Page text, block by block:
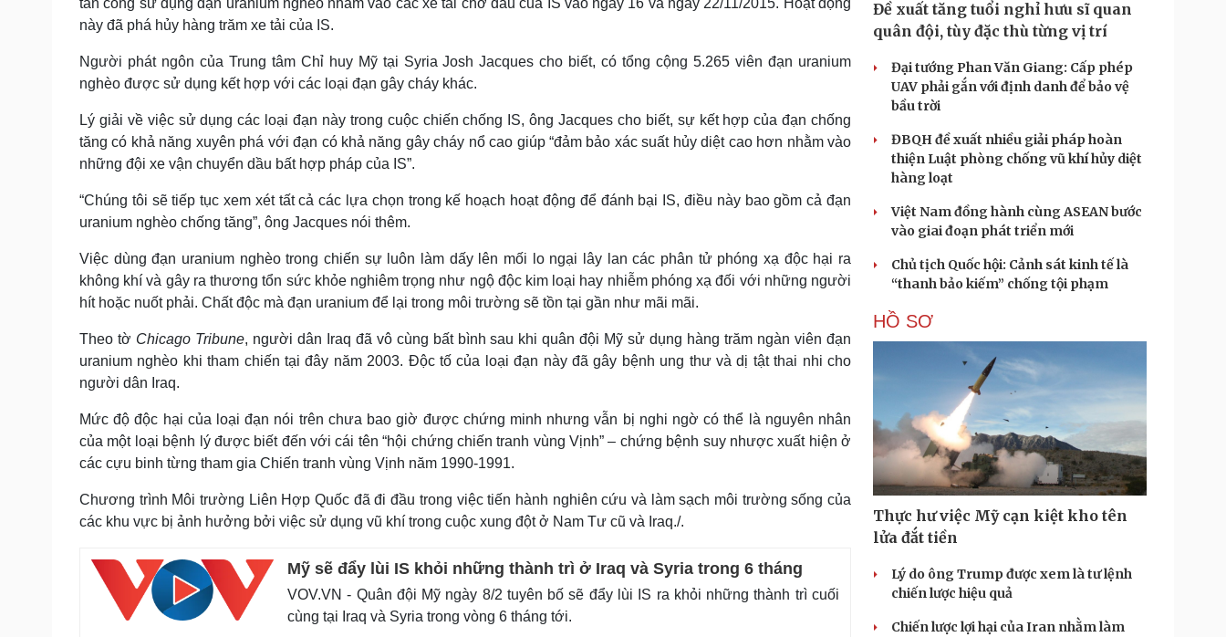
tấn công sử dụng đạn uranium nghèo nhằm vào các xe tải chở dầu của IS vào ngày 16 và ngày 22/11/2015. Hoạt động
này đã phá hủy hàng trăm xe tải của IS.
Người phát ngôn của Trung tâm Chỉ huy Mỹ tại Syria Josh Jacques cho biết, có tổng cộng 5.265 viên đạn uranium
nghèo được sử dụng kết hợp với các loại đạn gây cháy khác.
Lý giải về việc sử dụng các loại đạn này trong cuộc chiến chống IS, ông Jacques cho biết, sự kết hợp của đạn chống
tăng có khả năng xuyên phá với đạn có khả năng gây cháy nổ cao giúp “đảm bảo xác suất hủy diệt cao hơn nhằm vào
những đội xe vận chuyển dầu bất hợp pháp của IS”.
“Chúng tôi sẽ tiếp tục xem xét tất cả các lựa chọn trong kế hoạch hoạt động để đánh bại IS, điều này bao gồm cả đạn
uranium nghèo chống tăng”, ông Jacques nói thêm.
Việc dùng đạn uranium nghèo trong chiến sự luôn làm dấy lên mối lo ngại lây lan các phân tử phóng xạ độc hại ra
không khí và gây ra thương tổn sức khỏe nghiêm trọng như ngộ độc kim loại hay nhiễm phóng xạ đối với những người
hít hoặc nuốt phải. Chất độc mà đạn uranium để lại trong môi trường sẽ tồn tại gần như mãi mãi.
Theo tờ Chicago Tribune, người dân Iraq đã vô cùng bất bình sau khi quân đội Mỹ sử dụng hàng trăm ngàn viên đạn
uranium nghèo khi tham chiến tại đây năm 2003. Độc tố của loại đạn này đã gây bệnh ung thư và dị tật thai nhi cho
người dân Iraq.
Mức độ độc hại của loại đạn nói trên chưa bao giờ được chứng minh nhưng vẫn bị nghi ngờ có thể là nguyên nhân
của một loại bệnh lý được biết đến với cái tên “hội chứng chiến tranh vùng Vịnh” – chứng bệnh suy nhược xuất hiện ở
các cựu binh từng tham gia Chiến tranh vùng Vịnh năm 1990-1991.
Chương trình Môi trường Liên Hợp Quốc đã đi đầu trong việc tiến hành nghiên cứu và làm sạch môi trường sống của
các khu vực bị ảnh hưởng bởi việc sử dụng vũ khí trong cuộc xung đột ở Nam Tư cũ và Iraq./.
Mỹ sẽ đẩy lùi IS khỏi những thành trì ở Iraq và Syria trong 6 tháng
VOV.VN - Quân đội Mỹ ngày 8/2 tuyên bố sẽ đẩy lùi IS ra khỏi những thành trì cuối
cùng tại Iraq và Syria trong vòng 6 tháng tới.
Đề xuất tăng tuổi nghỉ hưu sĩ quan
quân đội, tùy đặc thù từng vị trí
Đại tướng Phan Văn Giang: Cấp phép
UAV phải gắn với định danh để bảo vệ
bầu trời
ĐBQH đề xuất nhiều giải pháp hoàn
thiện Luật phòng chống vũ khí hủy diệt
hàng loạt
Việt Nam đồng hành cùng ASEAN bước
vào giai đoạn phát triển mới
Chủ tịch Quốc hội: Cảnh sát kinh tế là
“thanh bảo kiếm” chống tội phạm
HỒ SƠ
Thực hư việc Mỹ cạn kiệt kho tên
lửa đắt tiền
Lý do ông Trump được xem là tư lệnh
chiến lược hiệu quả
Chiến lược lợi hại của Iran nhằm làm